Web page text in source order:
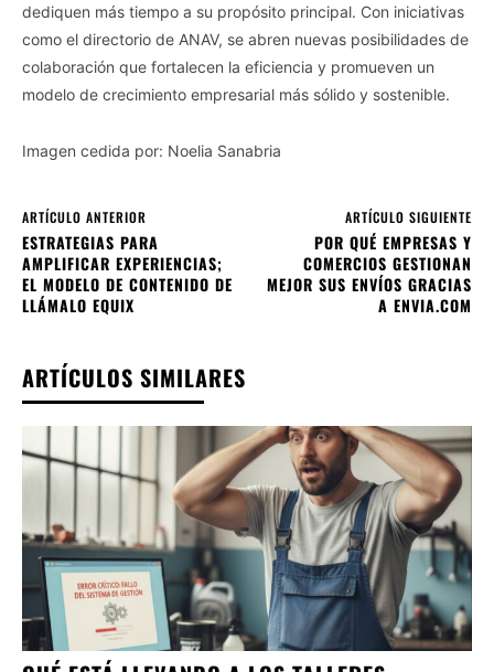
dediquen más tiempo a su propósito principal. Con iniciativas
como el directorio de ANAV, se abren nuevas posibilidades de
colaboración que fortalecen la eficiencia y promueven un
modelo de crecimiento empresarial más sólido y sostenible.
Imagen cedida por: Noelia Sanabria
ARTÍCULO ANTERIOR
ESTRATEGIAS PARA
AMPLIFICAR EXPERIENCIAS;
EL MODELO DE CONTENIDO DE
LLÁMALO EQUIX
ARTÍCULO SIGUIENTE
POR QUÉ EMPRESAS Y
COMERCIOS GESTIONAN
MEJOR SUS ENVÍOS GRACIAS
A ENVIA.COM
ARTÍCULOS SIMILARES